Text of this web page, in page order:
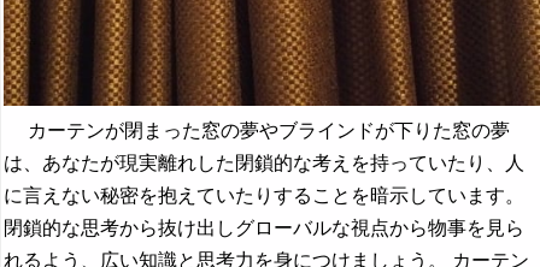
カーテンが閉まった窓の夢やブラインドが下りた窓の夢
は、あなたが現実離れした閉鎖的な考えを持っていたり、人
に言えない秘密を抱えていたりすることを暗示しています。
閉鎖的な思考から抜け出しグローバルな視点から物事を見ら
れるよう、広い知識と思考力を身につけましょう。 カーテン